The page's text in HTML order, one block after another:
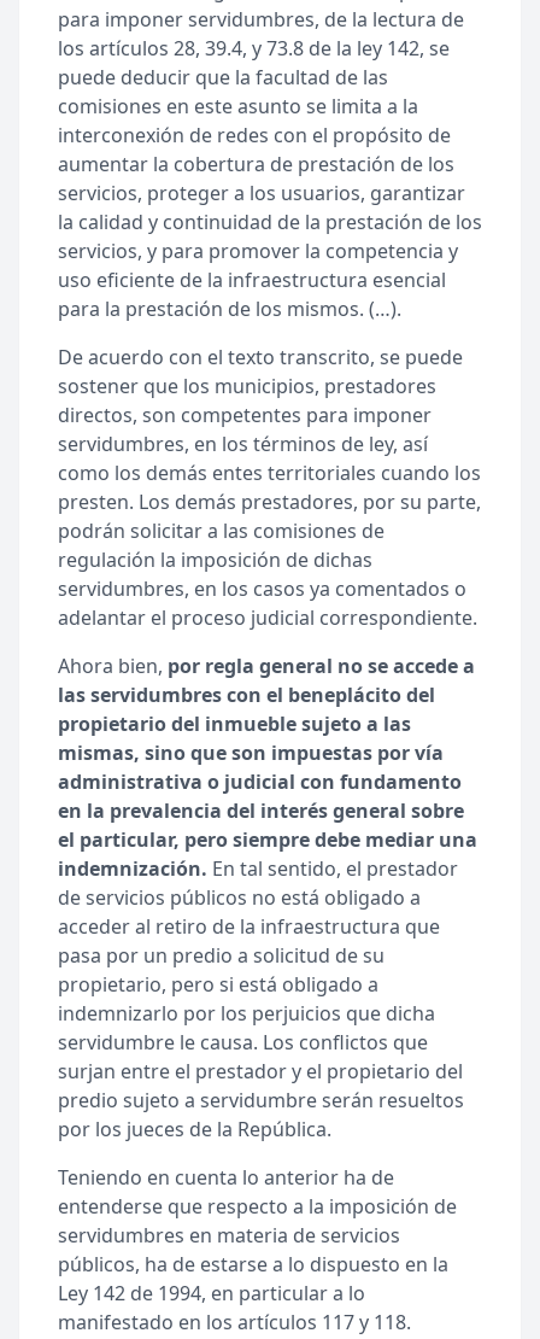
para imponer servidumbres, de la lectura de
los artículos 28, 39.4, y 73.8 de la ley 142, se
puede deducir que la facultad de las
comisiones en este asunto se limita a la
interconexión de redes con el propósito de
aumentar la cobertura de prestación de los
servicios, proteger a los usuarios, garantizar
la calidad y continuidad de la prestación de los
servicios, y para promover la competencia y
uso eficiente de la infraestructura esencial
para la prestación de los mismos. (…).
De acuerdo con el texto transcrito, se puede
sostener que los municipios, prestadores
directos, son competentes para imponer
servidumbres, en los términos de ley, así
como los demás entes territoriales cuando los
presten. Los demás prestadores, por su parte,
podrán solicitar a las comisiones de
regulación la imposición de dichas
servidumbres, en los casos ya comentados o
adelantar el proceso judicial correspondiente.
Ahora bien, por regla general no se accede a
las servidumbres con el beneplácito del
propietario del inmueble sujeto a las
mismas, sino que son impuestas por vía
administrativa o judicial con fundamento
en la prevalencia del interés general sobre
el particular, pero siempre debe mediar una
indemnización. En tal sentido, el prestador
de servicios públicos no está obligado a
acceder al retiro de la infraestructura que
pasa por un predio a solicitud de su
propietario, pero si está obligado a
indemnizarlo por los perjuicios que dicha
servidumbre le causa. Los conflictos que
surjan entre el prestador y el propietario del
predio sujeto a servidumbre serán resueltos
por los jueces de la República.
Teniendo en cuenta lo anterior ha de
entenderse que respecto a la imposición de
servidumbres en materia de servicios
públicos, ha de estarse a lo dispuesto en la
Ley 142 de 1994, en particular a lo
manifestado en los artículos 117 y 118.